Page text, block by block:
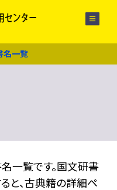
名一覧
一覧です。国文研書
と、古典籍の詳細ペ